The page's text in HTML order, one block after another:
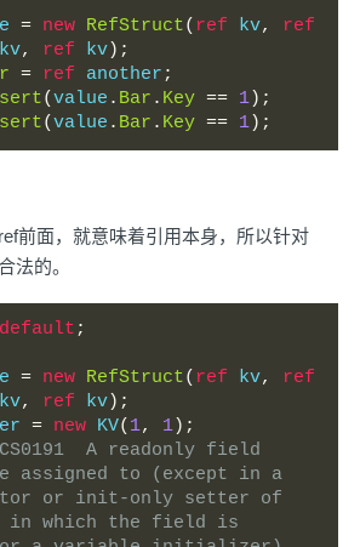
= new RefStruct( ref kv,
ref
, ref kv);
= ref another ;
(value . Bar . Key == 1);
(value . Bar . Key == 1);
前面，就意味着引用本身，所以针对
法的。
default ;
= new RefStruct( ref kv,
ref
, ref kv);
= new KV( 1, 1);
assigned to (except in a
or init-only setter of
in which the field is